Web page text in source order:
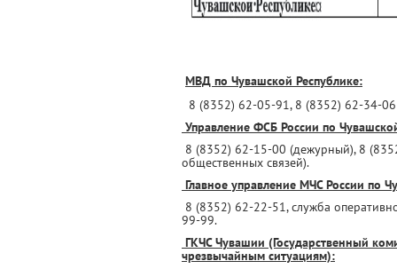
МВД по Чувашской Республике:
8 (8352) 62-05-91, 8 (8352) 62-34-
Управление ФСБ России по
8 (8352) 62-15-00 (дежурный), 8
общественных связей).
Главное управление МЧС России по
8 (8352) 62-22-51, служба
99-99.
ГКЧС Чувашии (Государственный
чрезвычайным ситуациям):